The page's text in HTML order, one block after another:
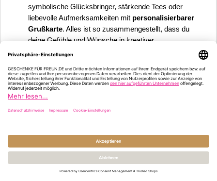
symbolische Glücksbringer, stärkende Tees oder
liebevolle Aufmerksamkeiten mit personalisierbarer
Grußkarte. Alles ist so zusammengestellt, dass du
deine Gefühle und Wünsche in kreativer,
wertschätzender Weise übermitteln kannst – ganz ohne
Unsere Familien-Geschenkideen:
✔Glücksbringer & Aufmerksamkeiten mit
Bedeutung
Für Jung & Alt, kreativ & liebevoll kombiniert
Ausgestattet mit ganz viel Liebe und vielfach